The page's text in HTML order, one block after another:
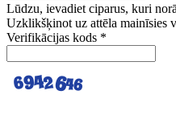
Lūdzu, ievadiet ciparus, kuri
Uzklikšķinot uz attēla mainīsies
Verifikācijas kods *